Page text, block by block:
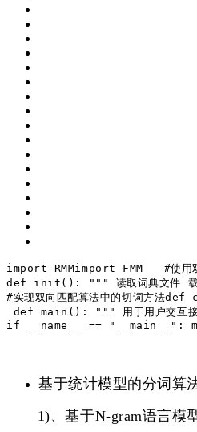
import RMMimport FMM #使用
def
init () : """ 读取词典文件
#实现双向匹配算法中的切词方法def
def
main () : """ 用于用户交互
if __name__ == "__main__" :
基于统计模型的分词算
1)、基于N-gram语言模